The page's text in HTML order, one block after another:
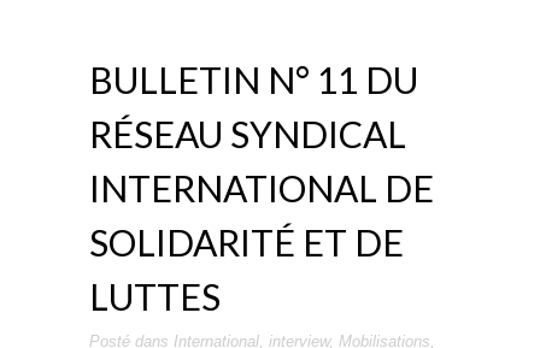
BULLETIN N° 11 DU
RÉSEAU SYNDICAL
INTERNATIONAL DE
SOLIDARITÉ ET DE
LUTTES
Posté dans International, interview, Mobilisations,